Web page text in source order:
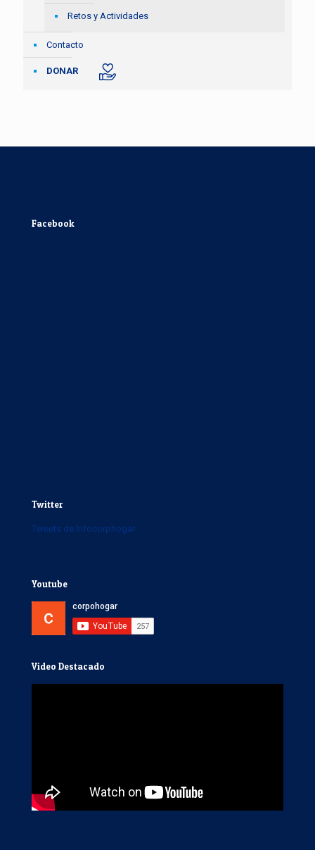
Retos y Actividades
Contacto
DONAR
Facebook
Twitter
Tweets de Infocorphogar
Youtube
Video Destacado